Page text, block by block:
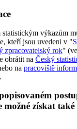
výkazům
kteří jsou uvedeni v "
zpracovatelský rok"
obrátit na Český
na pracoviště
.
možné získat